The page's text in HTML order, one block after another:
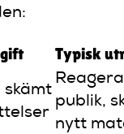
Typisk
skämt
publik,
nytt